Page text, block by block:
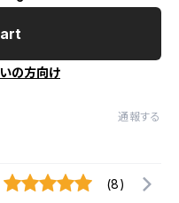
の方向け
通報する
(8)